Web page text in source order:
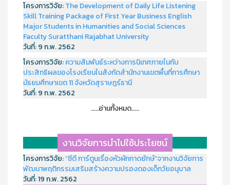
โครงการวิจัย:The Development of Daily Life Listening
Skill Training Package of First Year Business English
Major Students in Humanities and Social Sciences
Faculty Suratthani Rajabhat University
วันที่:9 ก.พ. 2562
โครงการวิจัย:ความสัมพันธ์ระหว่างการนิเทศภายในกับ
ประสิทธิผลของโรงเรียนในสังกัดสำนักงานเขตพื้นที่การศึกษา
มัธยมศึกษาเขต 11 จังหวัดสุราษฎร์ธานี
วันที่:9 ก.พ. 2562
.....อ่านทั้งหมด.....
งานวิจัยการนำไปใช้ประโยชน์
โครงการวิจัย:“ซีดี การ์ตูนเรื่องหัวผักกาดยักษ์”จากงานวิจัยการ
พัฒนาพฤติกรรมเสริมสร้างความปรองดองเด็กวัยอนุบาล
วันที่:19 ก.พ. 2562